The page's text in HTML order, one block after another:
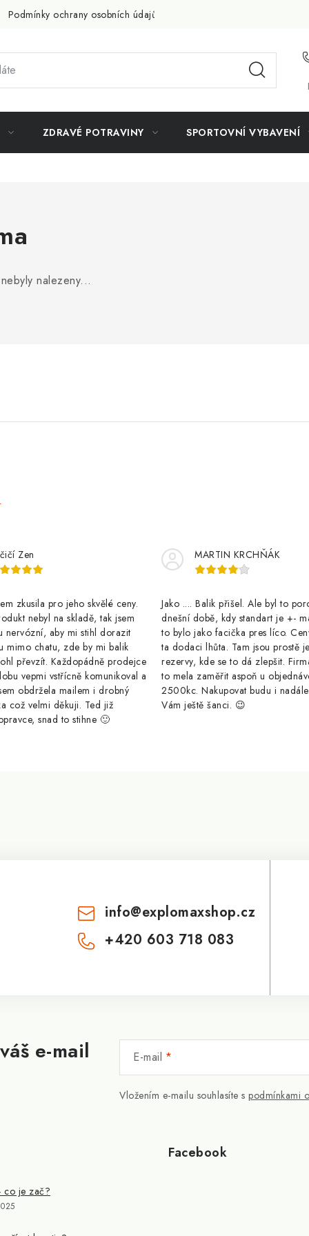
Podmínky ochrany osobních údajů
ZDRAVÉ POTRAVINY SPORTOVNÍ VYBAVENÍ
nalezeny...
Zen
zkusila pro jeho skvělé ceny.
nebyl na skladě, tak jsem
nervózní, aby mi stihl dorazit
mimo chatu, zde by mi balik
převzít. Každopádně prodejce
vepmi vstřícně komunikoval a
obdržela mailem i drobný
což velmi děkuji. Ted již
snad to stihne 🙂
MARTIN KRCHŇÁK
Jako .... Balik přišel. Ale byl to
dnešní době, kdy standart je +-
to bylo jako facička pres líco.
ta dodaci lhůta. Tam jsou prostě
rezervy, kde se to dá zlepšit.
to mela zaměřit aspoň u
2500kc. Nakupovat budu i
Vám ještě šanci. 😉
e-mail E-mail
Vložením e-mailu souhlasíte s podmínkami
info@explomaxshop.cz
+420 603 718 083
co je zač?
Facebook